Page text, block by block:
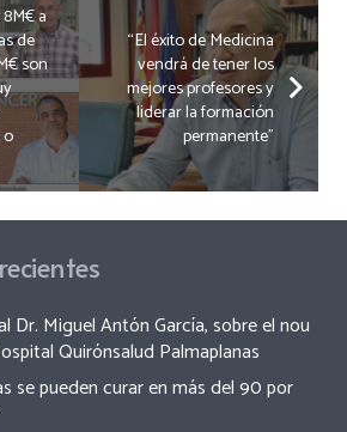
a
de
son
“El éxito de Medicina
vendrá de tener los
mejores profesores y
liderar la formación
permanente”
Dr. Miguel Antón García, sobre el nou
Quirónsalud Palmaplanas
se pueden curar en más del 90 por